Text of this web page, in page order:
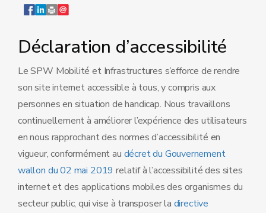
Déclaration d’accessibilité
Le SPW Mobilité et Infrastructures s’efforce de rendre
son site internet accessible à tous, y compris aux
personnes en situation de handicap. Nous travaillons
continuellement à améliorer l’expérience des utilisateurs
en nous rapprochant des normes d’accessibilité en
vigueur, conformément au décret du Gouvernement
wallon du 02 mai 2019relatif à l’accessibilité des sites
internet et des applications mobiles des organismes du
secteur public, qui vise à transposer la directive